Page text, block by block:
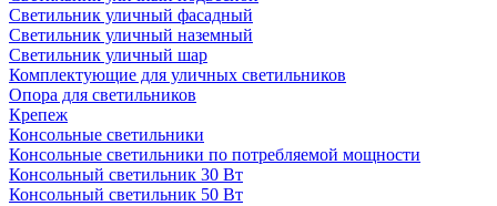
Светильник уличный фасадный
Светильник уличный наземный
Cветильник уличный шар
Комплектующие для уличных светильников
Опора для светильников
Крепеж
Консольные светильники
Консольные светильники по потребляемой мощности
Консольный светильник 30 Вт
Консольный светильник 50 Вт